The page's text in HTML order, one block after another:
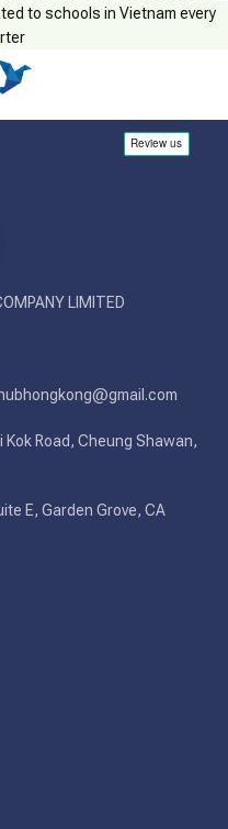
to schools in Vietnam every
LIMITED
Kok Road, Cheung Shawan,
E, Garden Grove, CA